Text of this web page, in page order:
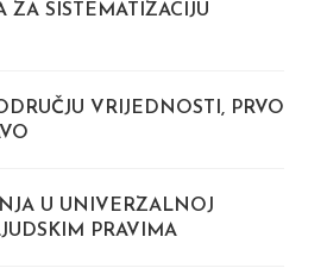
SISTEMATIZACIJU
VRIJEDNOSTI, PRVO
U UNIVERZALNOJ
PRAVIMA